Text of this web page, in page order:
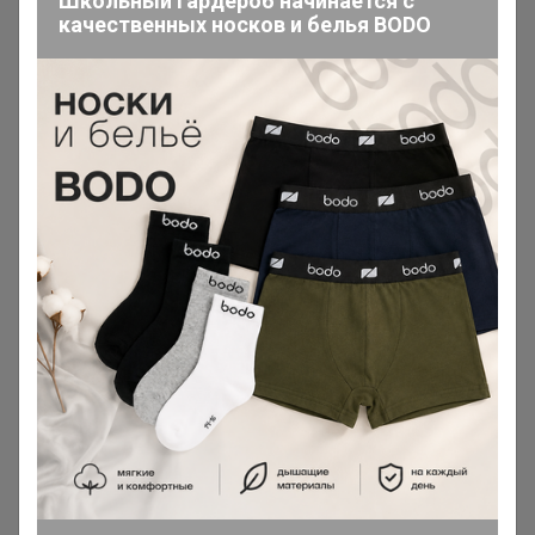
Если в заказе позиция из этого
каталога она выдается сразу!
Если нужно заказ отправить
вместе с позициями под заказ -
напишите комментарий к заказу
"отправить все вместе"
Если вы заказали из этого каталога, то в счет
включается сразу и идет в ближайший развоз.
Если хотите, чтобы заказ пришел вместе с
позициями под заказ (не делить) то подпишите
комментарий к заказу "отправить вместе"
Сорта недели и Кофе по самым
вкусным ценам!
В этом каталоге кофе идет с ожиданием. Если
хотите получить как можно быстрее,
заказывайте из каталога "Кофе в наличии".
Примерные сроки ожидания 12-16 дней. Пока
обжарят, заберет и доставит ТК
качественных носков и белья BODO